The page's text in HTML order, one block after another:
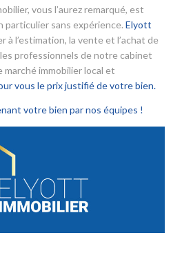
vous l’aurez remarqué, est
particulier sans expérience. Elyott
à l’estimation, la vente et l’achat de
professionnels de notre cabinet
immobilier local et
vous le prix justifié de votre bien.
votre bien par nos équipes !